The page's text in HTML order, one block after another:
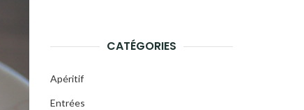
CATÉGORIES
Apéritif
Entrées